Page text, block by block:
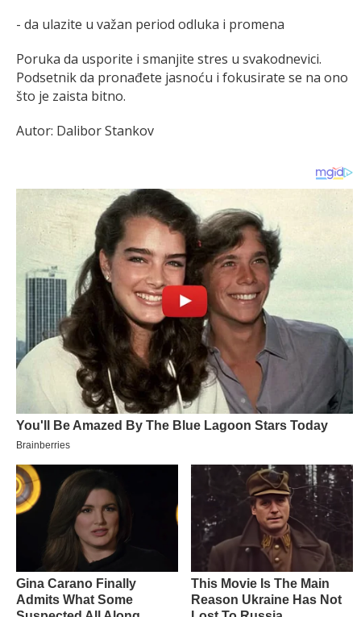
- da ulazite u važan period odluka i promena
Poruka da usporite i smanjite stres u svakodnevici.
Podsetnik da pronađete jasnoću i fokusirate se na ono
što je zaista bitno.
Autor: Dalibor Stankov